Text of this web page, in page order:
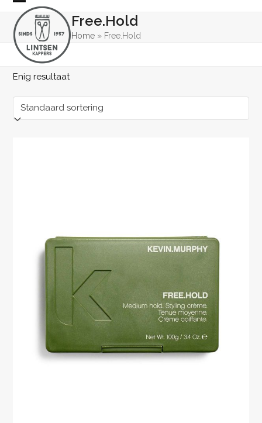
Skip
content
Open
mobile
menu
Close
mobile
menu
Free.Hold
Home » Free.Hold
Enig resultaat